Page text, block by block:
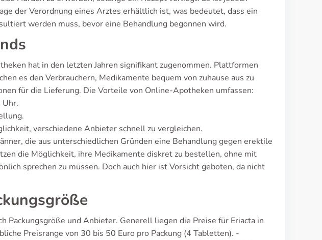
der Verordnung eines Arztes erhältlich ist, was bedeutet, dass ein
werden muss, bevor eine Behandlung begonnen wird.
hat in den letzten Jahren signifikant zugenommen. Plattformen
es den Verbrauchern, Medikamente bequem von zuhause aus zu
für die Lieferung. Die Vorteile von Online-Apotheken umfassen:
Uhr.
verschiedene Anbieter schnell zu vergleichen.
die aus unterschiedlichen Gründen eine Behandlung gegen erektile
die Möglichkeit, ihre Medikamente diskret zu bestellen, ohne mit
sprechen zu müssen. Doch auch hier ist Vorsicht geboten, da nicht
Packungsgröße und Anbieter. Generell liegen die Preise für Eriacta in
Preisrange von 30 bis 50 Euro pro Packung (4 Tabletten). -